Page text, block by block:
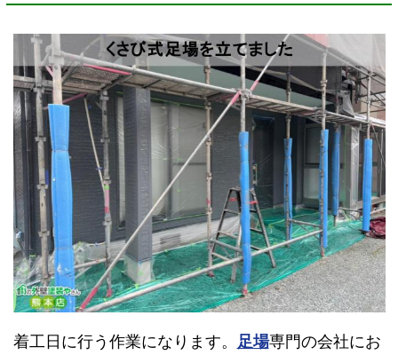
着工日に行う作業になります。 足場専門の会社にお